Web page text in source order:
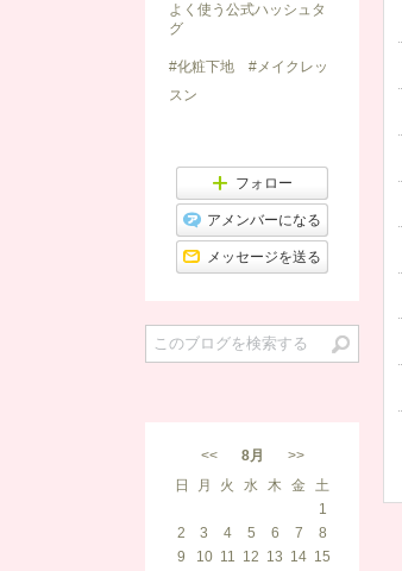
よく使う公式ハッシュタ
グ
#化粧下地
#メイクレッ
スン
フォロー
アメンバーになる
メッセージを送る
<< 8月
>>
日
月 火 水 木 金
土
1
2
3 4 5 6 7
8
9
10 11 12 13 14 15